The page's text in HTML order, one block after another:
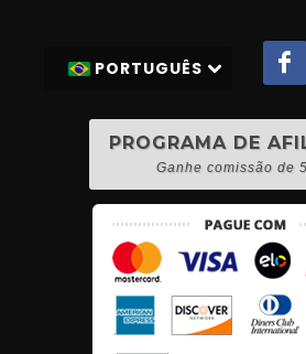
PORTUGUÊS
PROGRAMA DE
Ganhe comissão de